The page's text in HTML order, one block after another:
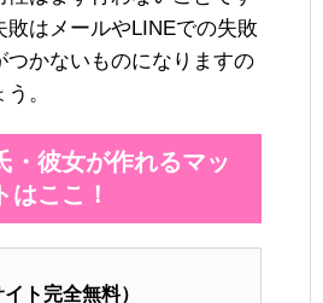
敗はメールやLINEでの失敗
つかないものになりますの
。
・彼女が作れるマッ
はここ！
ト完全無料）